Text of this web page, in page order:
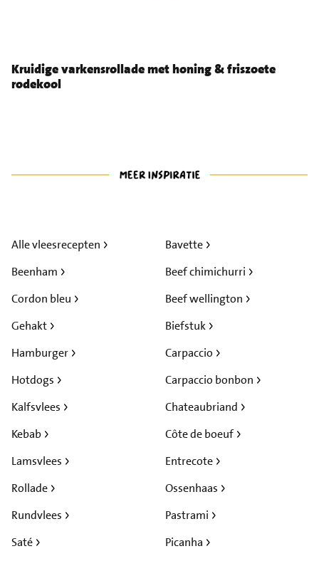
Kruidige varkensrollade met honing & friszoete
rodekool
Alle vleesrecepten
Beenham
Cordon bleu
Gehakt
Hamburger
Hotdogs
Kalfsvlees
Kebab
Lamsvlees
Rollade
Rundvlees
Saté
Bavette
Beef chimichurri
Beef wellington
Biefstuk
Carpaccio
Carpaccio bonbon
Chateaubriand
Côte de boeuf
Entrecote
Ossenhaas
Pastrami
Picanha